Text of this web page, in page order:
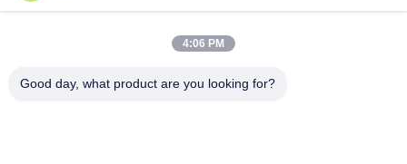
Ruta nacional 106, distrito de Huadu, ciudad de Guangzhou
4:06 PM
Good day, what product are you looking for?